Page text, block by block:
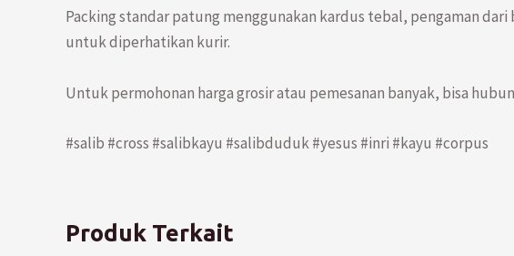
Packing standar patung menggunakan kardus tebal, pengaman
untuk diperhatikan kurir.
Untuk permohonan harga grosir atau pemesanan banyak, bisa
#salib #cross #salibkayu #salibduduk #yesus #inri #kayu #corpus
Produk Terkait